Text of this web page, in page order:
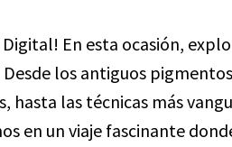
En esta ocasión,
los antiguos
hasta las técnicas más
en un viaje fascinante